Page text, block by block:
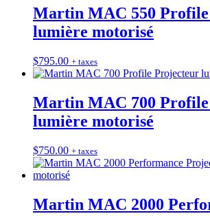
Martin MAC 550
lumière motorisé
$795.00 + taxes
Martin MAC 700
lumière motorisé
$750.00 + taxes
Martin MAC 2000